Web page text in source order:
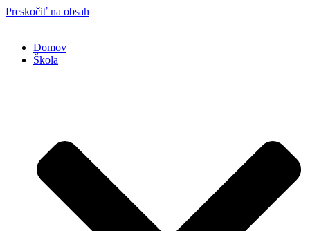
Preskočiť na obsah
Domov
Škola